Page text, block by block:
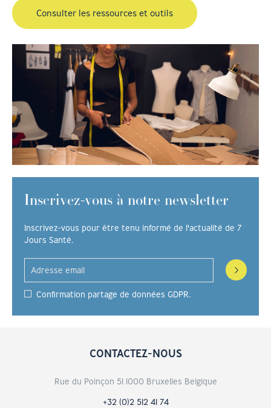
Consulter les ressources et outils
Inscrivez-vous à notre newsletter
Inscrivez-vous pour être tenu informé de l'actualité de 7
Jours Santé.
Confirmation partage de données GDPR.
CONTACTEZ-NOUS
Rue du Poinçon 51 1000 Bruxelles Belgique
+32 (0)2 512 41 74